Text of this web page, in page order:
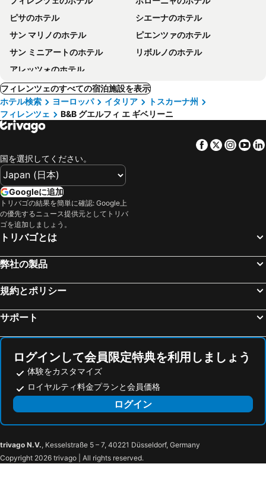
ピサのホテル
シエーナのホテル
サン マリノのホテル
ピエンツァのホテル
サン ミニアートのホテル
リボルノのホテル
アレッツォのホテル
フィレンツェのすべての宿泊施設を表示
ホテル検索
ヨーロッパ イタリア
トスカーナ州
フィレンツェ
B&B グエルフィ エ ギベリーニ
Facebook
Twitter
国を選択してください。
Googleに追加
トリバゴの結果を簡単に確認: Google上
の優先するニュース提供元としてトリバ
ゴを追加しましょう。
トリバゴとは
弊社の製品
規約とポリシー
サポート
ログインして会員限定特典を利用しましょう
体験をカスタマイズ
ロイヤルティ料金プランと会員価格
ログイン
trivago N.V., Kesselstraße 5 – 7, 40221 Düsseldorf, Germany
Copyright 2026 trivago | All rights reserved.